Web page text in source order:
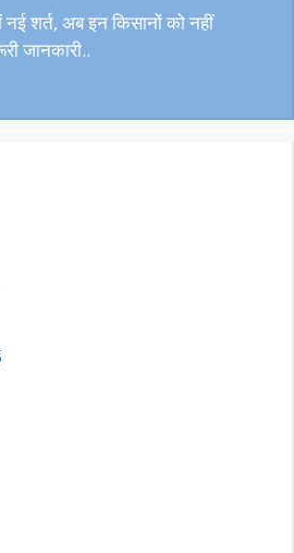
नई शर्त, अब इन किसानों को नहीं
जानकारी..